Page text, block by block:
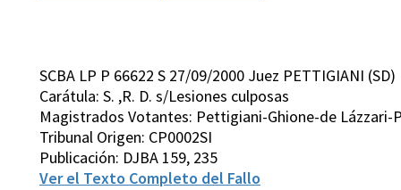
SCBA LP P 66622 S 27/09/2000 Juez PETTIGIANI (SD)
Carátula: S. ,R. D. s/Lesiones culposas
Magistrados Votantes: Pettigiani-Ghione-de
Tribunal Origen: CP0002SI
Publicación: DJBA 159, 235
Ver el Texto Completo del Fallo